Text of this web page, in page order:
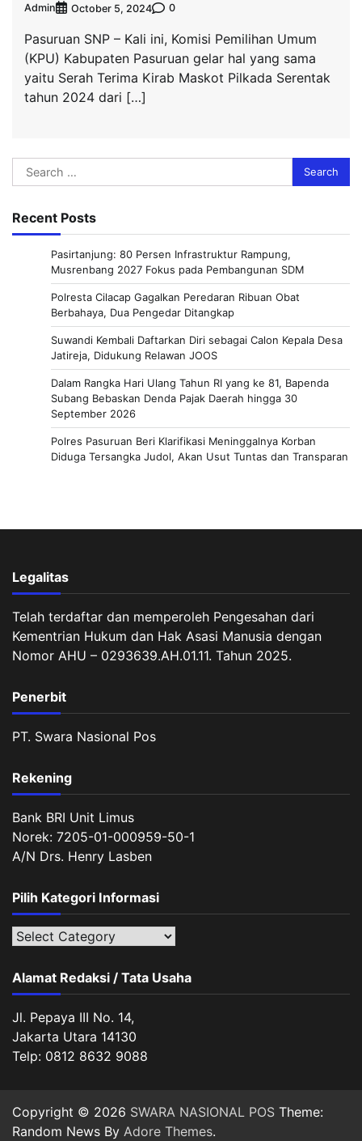
Admin October 5, 2024 0
Pasuruan SNP – Kali ini, Komisi Pemilihan Umum
(KPU) Kabupaten Pasuruan gelar hal yang sama
yaitu Serah Terima Kirab Maskot Pilkada Serentak
tahun 2024 dari […]
Search
for:
Recent Posts
Pasirtanjung: 80 Persen Infrastruktur Rampung,
Musrenbang 2027 Fokus pada Pembangunan SDM
Polresta Cilacap Gagalkan Peredaran Ribuan Obat
Berbahaya, Dua Pengedar Ditangkap
Suwandi Kembali Daftarkan Diri sebagai Calon Kepala Desa
Jatireja, Didukung Relawan JOOS
Dalam Rangka Hari Ulang Tahun RI yang ke 81, Bapenda
Subang Bebaskan Denda Pajak Daerah hingga 30
September 2026
Polres Pasuruan Beri Klarifikasi Meninggalnya Korban
Diduga Tersangka Judol, Akan Usut Tuntas dan Transparan
Legalitas
Telah terdaftar dan memperoleh Pengesahan dari
Kementrian Hukum dan Hak Asasi Manusia dengan
Nomor AHU – 0293639.AH.01.11. Tahun 2025.
Penerbit
PT. Swara Nasional Pos
Rekening
Bank BRI Unit Limus
Norek: 7205-01-000959-50-1
A/N Drs. Henry Lasben
Pilih Kategori Informasi
Pilih
Informasi
Alamat Redaksi / Tata Usaha
Jl. Pepaya III No. 14,
Jakarta Utara 14130
Telp: 0812 8632 9088
Copyright © 2026 SWARA NASIONAL POS Theme:
Random News By Adore Themes.